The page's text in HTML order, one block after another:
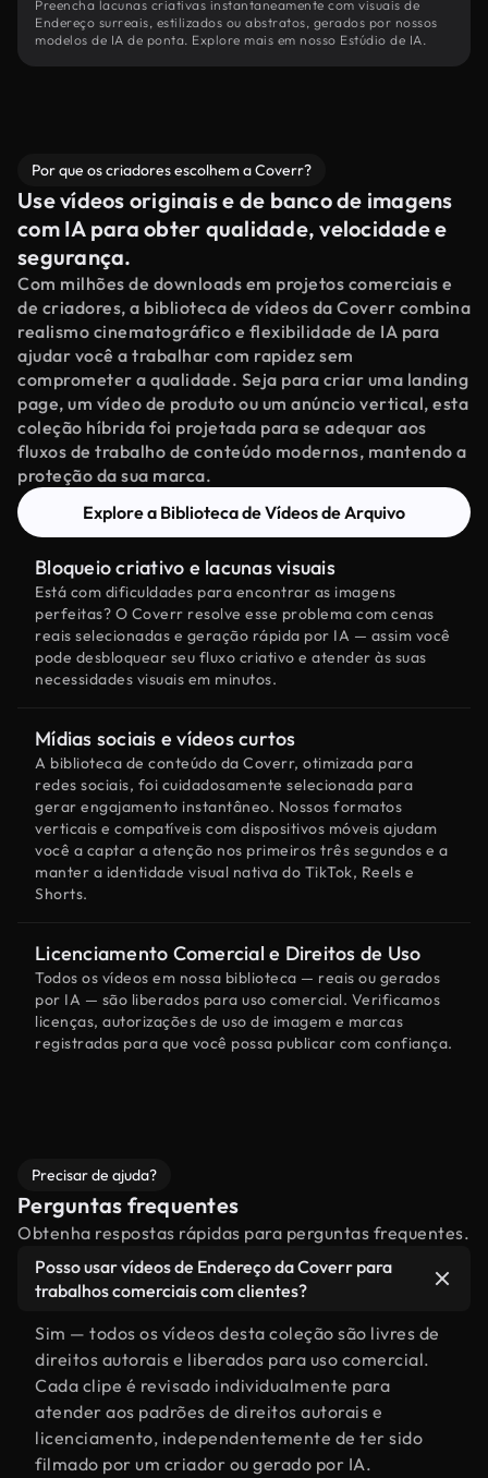
Preencha lacunas criativas instantaneamente com visuais de
Endereço surreais, estilizados ou abstratos, gerados por nossos
modelos de IA de ponta. Explore mais em nosso Estúdio de IA.
Por que os criadores escolhem a Coverr?
Use vídeos originais e de banco de imagens
com IA para obter qualidade, velocidade e
segurança.
Com milhões de downloads em projetos comerciais e
de criadores, a biblioteca de vídeos da Coverr combina
realismo cinematográfico e flexibilidade de IA para
ajudar você a trabalhar com rapidez sem
comprometer a qualidade. Seja para criar uma landing
page, um vídeo de produto ou um anúncio vertical, esta
coleção híbrida foi projetada para se adequar aos
fluxos de trabalho de conteúdo modernos, mantendo a
proteção da sua marca.
Explore a Biblioteca de Vídeos de Arquivo
Bloqueio criativo e lacunas visuais
Está com dificuldades para encontrar as imagens
perfeitas? O Coverr resolve esse problema com cenas
reais selecionadas e geração rápida por IA — assim você
pode desbloquear seu fluxo criativo e atender às suas
necessidades visuais em minutos.
Mídias sociais e vídeos curtos
A biblioteca de conteúdo da Coverr, otimizada para
redes sociais, foi cuidadosamente selecionada para
gerar engajamento instantâneo. Nossos formatos
verticais e compatíveis com dispositivos móveis ajudam
você a captar a atenção nos primeiros três segundos e a
manter a identidade visual nativa do TikTok, Reels e
Shorts.
Licenciamento Comercial e Direitos de Uso
Todos os vídeos em nossa biblioteca — reais ou gerados
por IA — são liberados para uso comercial. Verificamos
licenças, autorizações de uso de imagem e marcas
registradas para que você possa publicar com confiança.
Precisar de ajuda?
Perguntas frequentes
Obtenha respostas rápidas para perguntas frequentes.
Posso usar vídeos de Endereço da Coverr para
trabalhos comerciais com clientes?
Sim — todos os vídeos desta coleção são livres de
direitos autorais e liberados para uso comercial.
Cada clipe é revisado individualmente para
atender aos padrões de direitos autorais e
licenciamento, independentemente de ter sido
filmado por um criador ou gerado por IA.